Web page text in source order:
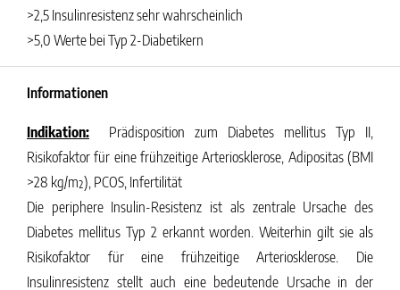
>2,5 Insulinresistenz sehr wahrscheinlich
>5,0 Werte bei Typ 2-Diabetikern
Informationen
Indikation: Prädisposition zum Diabetes mellitus Typ II,
Risikofaktor für eine frühzeitige Arteriosklerose, Adipositas (BMI
>28 kg/m²), PCOS, Infertilität
Die periphere Insulin-Resistenz ist als zentrale Ursache des
Diabetes mellitus Typ 2 erkannt worden. Weiterhin gilt sie als
Risikofaktor für eine frühzeitige Arteriosklerose. Die
Insulinresistenz stellt auch eine bedeutende Ursache in der